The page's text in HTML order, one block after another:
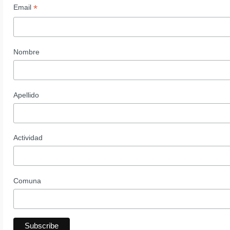
Email *
Nombre
Apellido
Actividad
Comuna